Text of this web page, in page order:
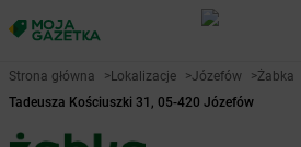
Strona główna >Lokalizacje >Józefów >Żabka
Tadeusza Kościuszki 31, 05-420 Józefów